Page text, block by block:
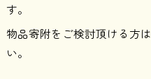
す。
物品寄附をご検討頂ける方は
い。